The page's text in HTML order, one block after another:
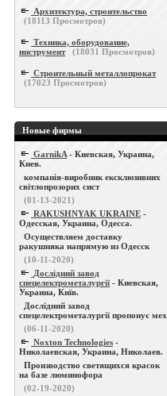
Архитектура, строительство
(18113 Просмотров)
Техника, оборудование,
инструмент
(18031 Просмотров)
Строительный металлопрокат
(17023 Просмотров)
Новые фирмы
GarnikA - Киевская, Украина,
Киев.
компанія-виробник ексклюзивних
світлопрозорих сист
(01-13-2021)
RAKUSHNYAK UKRAINE -
Одесская, Украина, Одесса.
Осуществляем доставку
ракушняка напрямую из Одесск
(10-11-2020)
Дослідний завод
спецелектрометалургії - Киевская,
Украина, Київ.
Дослідний завод
спецелектрометалургії пропонує мех
(06-11-2020)
Noxton Technologies -
Николаевская, Украина, Николаев.
Производство светящихся красок
на базе люминофора
(02-19-2020)